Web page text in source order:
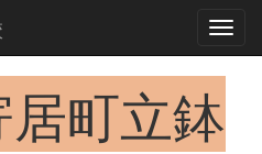
町立鉢